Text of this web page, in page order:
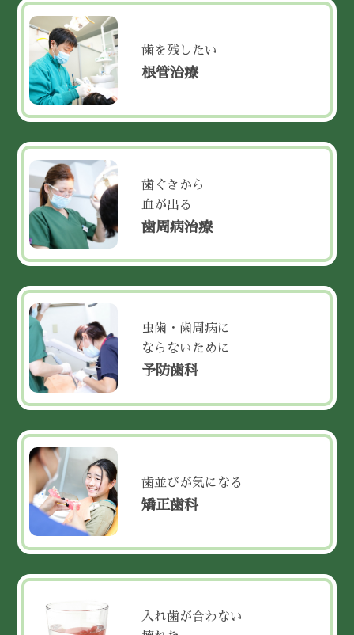
歯を残したい
根管治療
歯ぐきから
血が出る
歯周病治療
虫歯・歯周病に
ならないために
予防歯科
歯並びが気になる
矯正歯科
入れ歯が合わない